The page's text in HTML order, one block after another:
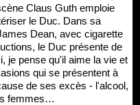
Claus Guth emploie
le Duc. Dans sa
Dean, avec cigarette
le Duc présente de
je pense qu'il aime la vie et
qui se présentent à
de ses excès - l'alcool,
femmes…